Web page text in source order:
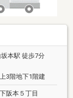
本駅 徒歩7分
3階地下1階建
阪本５丁目